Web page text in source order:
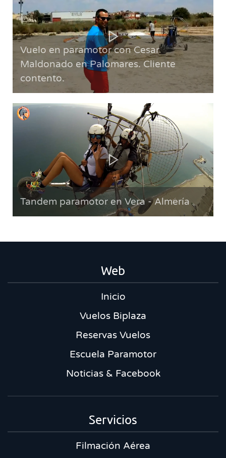
Vuelo en paramotor con Cesar
Maldonado en Palomares. Cliente
contento.
Tandem paramotor en Vera - Almería
Web
Inicio
Vuelos Biplaza
Reservas Vuelos
Escuela Paramotor
Noticias & Facebook
Servicios
Filmación Aérea